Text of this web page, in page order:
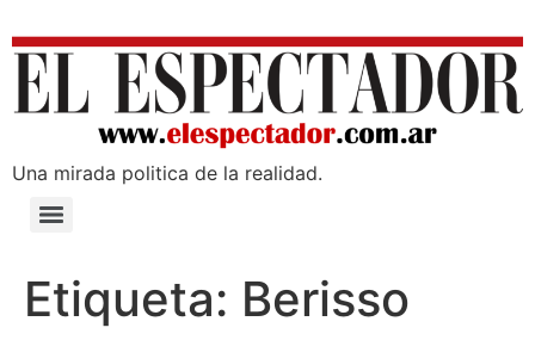
Una mirada poli­tica de la realidad.
Etiqueta: Berisso